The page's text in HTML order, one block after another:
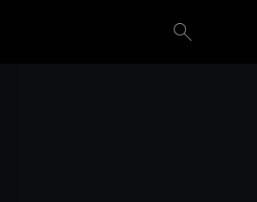
Konfigurieren